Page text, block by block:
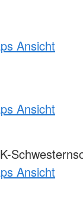
Ansicht
Ansicht
Ansicht